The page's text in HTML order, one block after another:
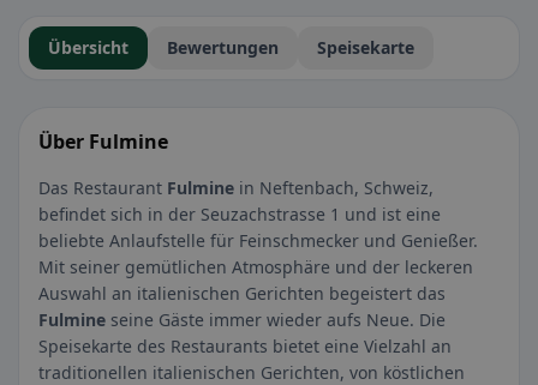
Übersicht Bewertungen Speisekarte
Über Fulmine
Das Restaurant Fulmine in Neftenbach, Schweiz,
befindet sich in der Seuzachstrasse 1 und ist eine
beliebte Anlaufstelle für Feinschmecker und Genießer.
Mit seiner gemütlichen Atmosphäre und der leckeren
Auswahl an italienischen Gerichten begeistert das
Fulmine seine Gäste immer wieder aufs Neue. Die
Speisekarte des Restaurants bietet eine Vielzahl an
traditionellen italienischen Gerichten, von köstlichen